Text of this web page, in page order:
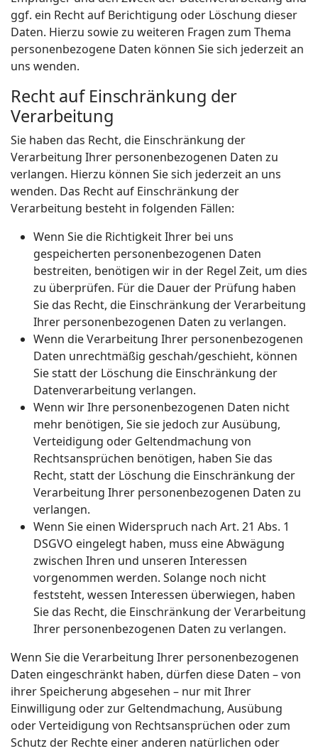
ggf. ein Recht auf Berichtigung oder Löschung dieser
Daten. Hierzu sowie zu weiteren Fragen zum Thema
personenbezogene Daten können Sie sich jederzeit an
uns wenden.
Recht auf Einschränkung der
Verarbeitung
Sie haben das Recht, die Einschränkung der
Verarbeitung Ihrer personenbezogenen Daten zu
verlangen. Hierzu können Sie sich jederzeit an uns
wenden. Das Recht auf Einschränkung der
Verarbeitung besteht in folgenden Fällen:
Wenn Sie die Richtigkeit Ihrer bei uns
gespeicherten personenbezogenen Daten
bestreiten, benötigen wir in der Regel Zeit, um dies
zu überprüfen. Für die Dauer der Prüfung haben
Sie das Recht, die Einschränkung der Verarbeitung
Ihrer personenbezogenen Daten zu verlangen.
Wenn die Verarbeitung Ihrer personenbezogenen
Daten unrechtmäßig geschah/geschieht, können
Sie statt der Löschung die Einschränkung der
Datenverarbeitung verlangen.
Wenn wir Ihre personenbezogenen Daten nicht
mehr benötigen, Sie sie jedoch zur Ausübung,
Verteidigung oder Geltendmachung von
Rechtsansprüchen benötigen, haben Sie das
Recht, statt der Löschung die Einschränkung der
Verarbeitung Ihrer personenbezogenen Daten zu
verlangen.
Wenn Sie einen Widerspruch nach Art. 21 Abs. 1
DSGVO eingelegt haben, muss eine Abwägung
zwischen Ihren und unseren Interessen
vorgenommen werden. Solange noch nicht
feststeht, wessen Interessen überwiegen, haben
Sie das Recht, die Einschränkung der Verarbeitung
Ihrer personenbezogenen Daten zu verlangen.
Wenn Sie die Verarbeitung Ihrer personenbezogenen
Daten eingeschränkt haben, dürfen diese Daten – von
ihrer Speicherung abgesehen – nur mit Ihrer
Einwilligung oder zur Geltendmachung, Ausübung
oder Verteidigung von Rechtsansprüchen oder zum
Schutz der Rechte einer anderen natürlichen oder